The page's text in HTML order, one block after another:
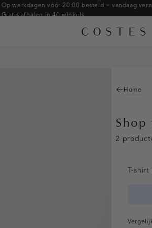
Op werkdagen vóór 20:00 besteld = vandaag
Gratis afhalen in 40 winkels
Betaal zoals jij wilt: o.a. Bancontact, Riverty,
Home
Shop
2
T-